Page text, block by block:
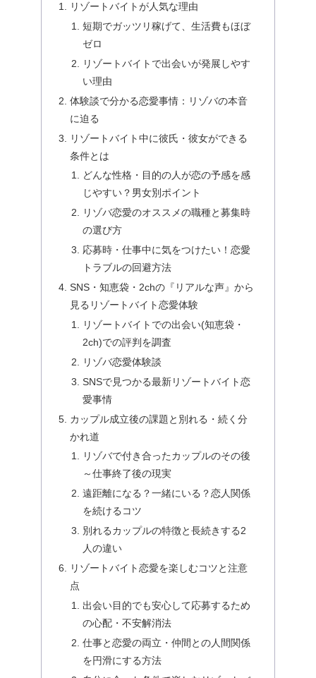
リゾートバイトが人気な理由
短期でガッツリ稼げて、生活費もほぼ
ゼロ
リゾートバイトで出会いが発展しやす
い理由
体験談で分かる恋愛事情：リゾバの本音
に迫る
リゾートバイト中に彼氏・彼女ができる
条件とは
どんな性格・目的の人が恋の予感を感
じやすい？男女別ポイント
リゾバ恋愛のオススメの職種と募集時
の選び方
応募時・仕事中に気をつけたい！恋愛
トラブルの回避方法
SNS・知恵袋・2chの『リアルな声』から
見るリゾートバイト恋愛体験
リゾートバイトでの出会い(知恵袋・
2ch)での評判を調査
リゾバ恋愛体験談
SNSで見つかる最新リゾートバイト恋
愛事情
カップル成立後の課題と別れる・続く分
かれ道
リゾバで付き合ったカップルのその後
～仕事終了後の現実
遠距離になる？一緒にいる？恋人関係
を続けるコツ
別れるカップルの特徴と長続きする2
人の違い
リゾートバイト恋愛を楽しむコツと注意
点
出会い目的でも安心して応募するため
の心配・不安解消法
仕事と恋愛の両立・仲間との人間関係
を円滑にする方法